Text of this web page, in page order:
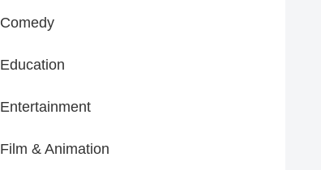
Comedy
Education
Entertainment
Film & Animation